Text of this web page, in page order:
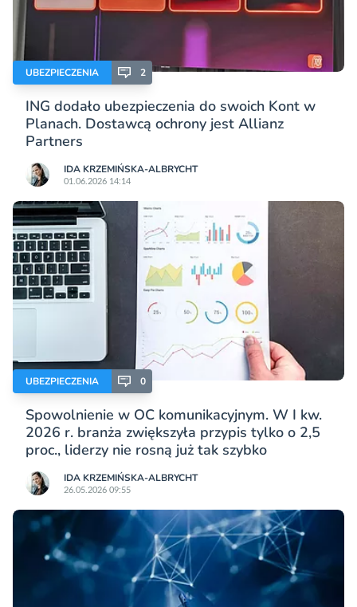
UBEZPIECZENIA 2
ING dodało ubezpieczenia do swoich Kont w
Planach. Dostawcą ochrony jest Allianz
Partners
IDA KRZEMIŃSKA-ALBRYCHT
01.06.2026 14:14
UBEZPIECZENIA 0
Spowolnienie w OC komunikacyjnym. W I kw.
2026 r. branża zwiększyła przypis tylko o 2,5
proc., liderzy nie rosną już tak szybko
IDA KRZEMIŃSKA-ALBRYCHT
26.05.2026 09:55